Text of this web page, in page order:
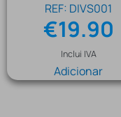
REF: DIVS001
€19.90
Inclui IVA
Adicionar